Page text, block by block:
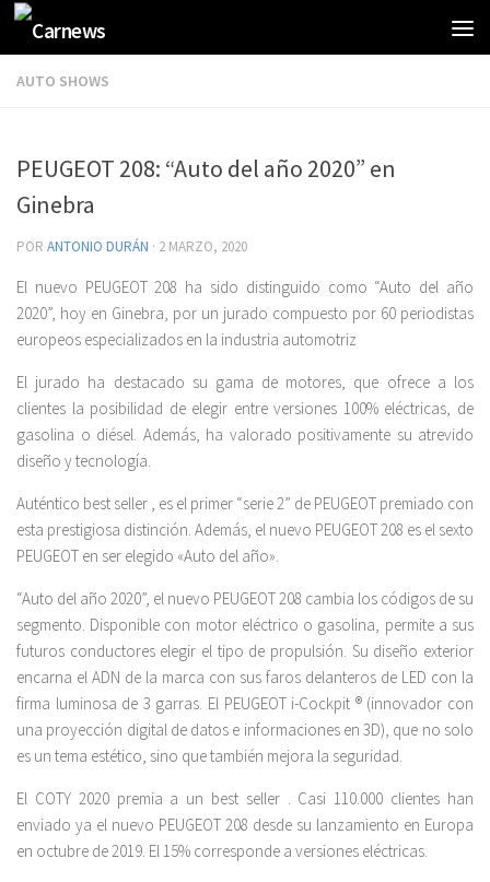
AUTO SHOWS
PEUGEOT 208: “Auto del año 2020” en
Ginebra
POR ANTONIO DURÁN · 2 MARZO, 2020
El nuevo PEUGEOT 208 ha sido distinguido como “Auto del año
2020”, hoy en Ginebra, por un jurado compuesto por 60 periodistas
europeos especializados en la industria automotriz
El jurado ha destacado su gama de motores, que ofrece a los
clientes la posibilidad de elegir entre versiones 100% eléctricas, de
gasolina o diésel. Además, ha valorado positivamente su atrevido
diseño y tecnología.
Auténtico best seller , es el primer “serie 2” de PEUGEOT premiado con
esta prestigiosa distinción. Además, el nuevo PEUGEOT 208 es el sexto
PEUGEOT en ser elegido «Auto del año».
“Auto del año 2020”, el nuevo PEUGEOT 208 cambia los códigos de su
segmento. Disponible con motor eléctrico o gasolina, permite a sus
futuros conductores elegir el tipo de propulsión. Su diseño exterior
encarna el ADN de la marca con sus faros delanteros de LED con la
firma luminosa de 3 garras. El PEUGEOT i-Cockpit ® (innovador con
una proyección digital de datos e informaciones en 3D), que no solo
es un tema estético, sino que también mejora la seguridad.
El COTY 2020 premia a un best seller . Casi 110.000 clientes han
enviado ya el nuevo PEUGEOT 208 desde su lanzamiento en Europa
en octubre de 2019. El 15% corresponde a versiones eléctricas.